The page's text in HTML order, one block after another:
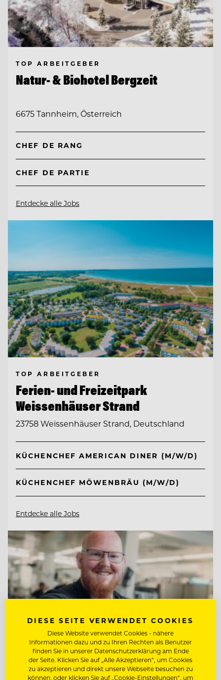
TOP ARBEITGEBER
Natur- & Biohotel Bergzeit
6675 Tannheim, Österreich
CHEF DE RANG
CHEF DE PARTIE
Entdecke alle Jobs
TOP ARBEITGEBER
Ferien- und Freizeitpark
Weissenhäuser Strand
23758 Weissenhäuser Strand, Deutschland
KÜCHENCHEF AMERICAN DINER (M/W/D)
KÜCHENCHEF MÖWENBRÄU (M/W/D)
Entdecke alle Jobs
DIESE SEITE VERWENDET COOKIES
Diese Website verwendet Cookies - nähere
Informationen dazu und zu Ihren Rechten als Benutzer
finden Sie in unserer Datenschutzerklärung am Ende
der Seite. Klicken Sie auf „Alle Akzeptieren“, um Cookies
zu akzeptieren und direkt unsere Webseite besuchen zu
können, oder klicken Sie auf „Cookie-Einstellungen“, um